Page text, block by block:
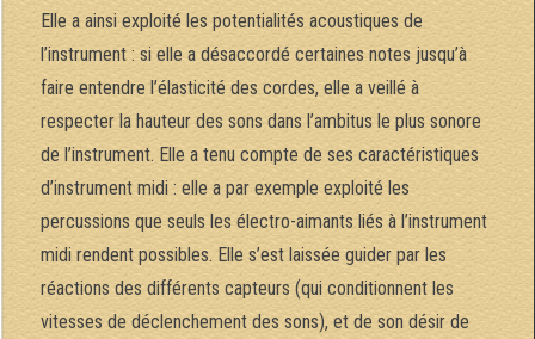
Elle a ainsi exploité les potentialités acoustiques de
l’instrument : si elle a désaccordé certaines notes jusqu’à
faire entendre l’élasticité des cordes, elle a veillé à
respecter la hauteur des sons dans l’ambitus le plus sonore
de l’instrument. Elle a tenu compte de ses caractéristiques
d’instrument midi : elle a par exemple exploité les
percussions que seuls les électro-aimants liés à l’instrument
midi rendent possibles. Elle s’est laissée guider par les
réactions des différents capteurs (qui conditionnent les
vitesses de déclenchement des sons), et de son désir de